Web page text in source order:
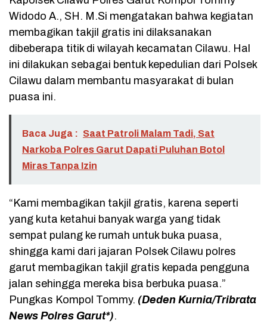
Widodo A., SH. M.Si mengatakan bahwa kegiatan
membagikan takjil gratis ini dilaksanakan
dibeberapa titik di wilayah kecamatan Cilawu. Hal
ini dilakukan sebagai bentuk kepedulian dari Polsek
Cilawu dalam membantu masyarakat di bulan
puasa ini.
Baca Juga : Saat Patroli Malam Tadi, Sat
Narkoba Polres Garut Dapati Puluhan Botol
Miras Tanpa Izin
“Kami membagikan takjil gratis, karena seperti
yang kuta ketahui banyak warga yang tidak
sempat pulang ke rumah untuk buka puasa,
shingga kami dari jajaran Polsek Cilawu polres
garut membagikan takjil gratis kepada pengguna
jalan sehingga mereka bisa berbuka puasa.”
Pungkas Kompol Tommy. (Deden Kurnia/Tribrata
News Polres Garut*).